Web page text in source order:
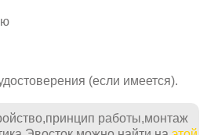
(если имеется).
работы,монтаж